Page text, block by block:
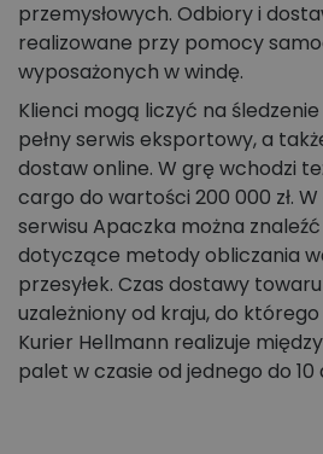
przemysłowych. Odbiory i
realizowane przy pomocy
wyposażonych w windę.
Klienci mogą liczyć na
pełny serwis eksportowy, a
dostaw online. W grę wchodzi
cargo do wartości 200 000 zł.
serwisu Apaczka można znaleźć
dotyczące metody obliczania
przesyłek. Czas dostawy
uzależniony od kraju, do
Kurier Hellmann realizuje
palet w czasie od jednego do